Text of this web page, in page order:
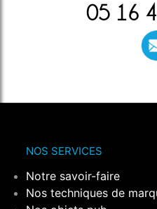
05 16
NOS SERVICES
Notre savoir-faire
Nos techniques de